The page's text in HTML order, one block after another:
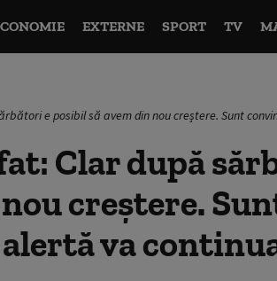
EXTERNE SPORT TV
e posibil să avem din nou creștere. Sunt
Clar după
creștere.
va